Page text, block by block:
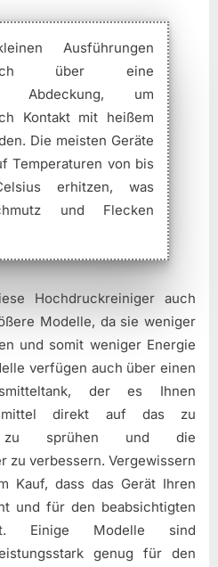
Ausführungen
über eine
Abdeckung, um
Kontakt mit heißem
Die meisten Geräte
Temperaturen von bis
erhitzen, was
und Flecken
Hochdruckreiniger auch
Modelle, da sie weniger
und somit weniger Energie
verfügen auch über einen
der es Ihnen
direkt auf das zu
zu sprühen und die
zu verbessern. Vergewissern
Kauf, dass das Gerät Ihren
und für den beabsichtigten
Einige Modelle sind
genug für den